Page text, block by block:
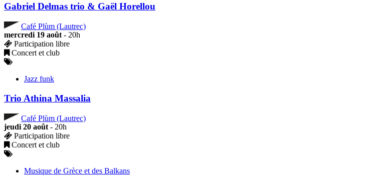
Gabriel Delmas trio & Gaël Horellou
Café Plùm (Lautrec)
mercredi 19 août - 20h
Participation libre
Concert et club
Jazz funk
Trio Athina Massalia
Café Plùm (Lautrec)
jeudi 20 août - 20h
Participation libre
Concert et club
Musique de Grèce et des Balkans